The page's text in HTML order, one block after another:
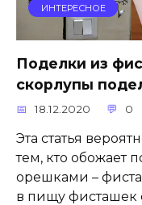
ИНТЕРЕСНОЕ
Поделки из
скорлупы
18.12.2020 0
Эта статья
тем, кто обожает
орешками –
в пищу фисташек